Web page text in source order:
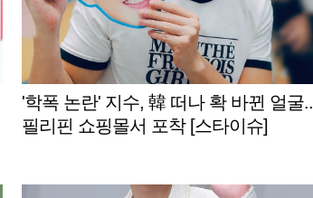
'학폭 논란' 지수, 韓 떠나 확 바뀐 얼굴..
필리핀 쇼핑몰서 포착 [스타이슈]